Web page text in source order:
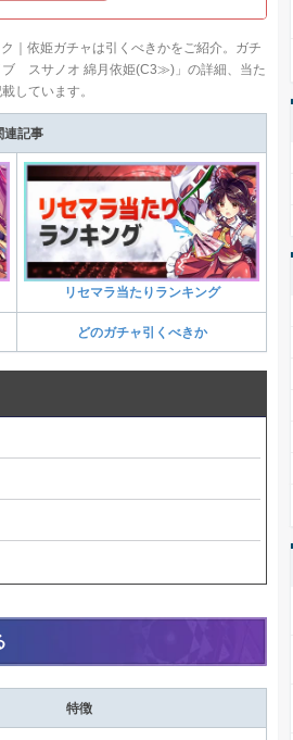
｜依姫ガチャは引くべきかをご紹介。ガチ
ブ スサノオ 綿月依姫(C3≫)」の詳細、当た
しています。
連記事
リセマラ当たりランキング
どのガチャ引くべきか
特徴